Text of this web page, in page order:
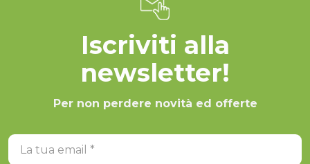
Iscriviti alla
newsletter!
Per non perdere novità ed offerte
La tua email